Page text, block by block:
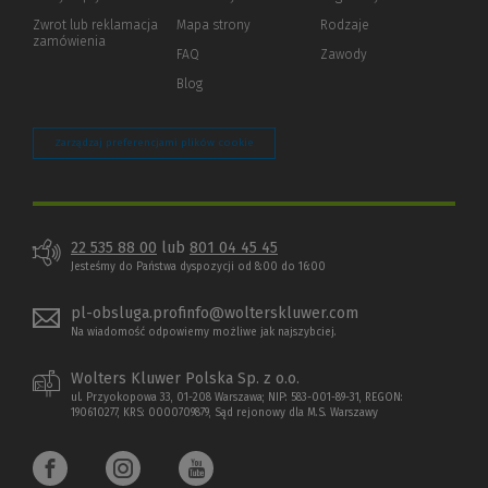
innej
Zwrot lub reklamacja
zamówienia
Mapa strony
FAQ
Blog
Rodzaje
Zawody
Zarządzaj preferencjami plików cookie
22 535 88 00 lub 801 04 45 45
Jesteśmy do Państwa dyspozycji od 8:00 do 16:00
pl-obsluga.profinfo@wolterskluwer.com
Na wiadomość odpowiemy możliwe jak najszybciej.
Wolters Kluwer Polska Sp. z o.o.
ul. Przyokopowa 33, 01-208 Warszawa; NIP: 583-001-89-31, REGON:
190610277, KRS: 0000709879, Sąd rejonowy dla M.S. Warszawy